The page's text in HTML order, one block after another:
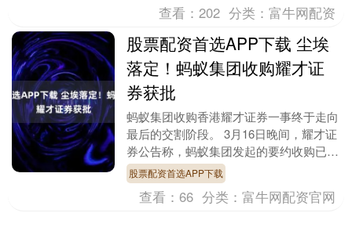
查看：202 分类：富牛网配资
股票配资首选APP下载 尘埃
落定！蚂蚁集团收购耀才证
券获批
蚂蚁集团收购香港耀才证券一事终于走向
最后的交割阶段。 3月16日晚间，耀才证
券公告称，蚂蚁集团发起的要约收购已通
过有关部门审批，预计将于3月30日完成
交割。交易....
股票配资首选APP下载
查看：66 分类：富牛网配资官网